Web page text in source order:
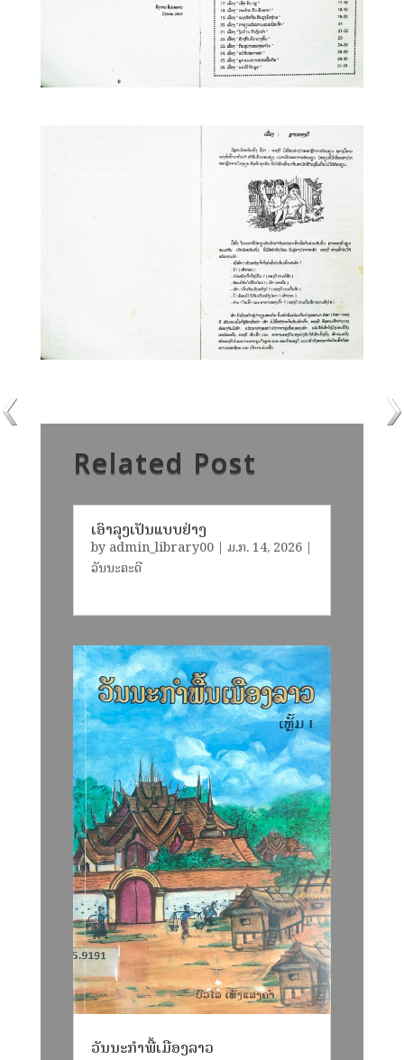
Related Post
ເອົາລຸງເປັນແບບຢ່າງ
by admin_library00| ມ.ກ. 14, 2026|
ວັນນະຄະດີ
ວັນນະກຳພື້ເມືອງລາວ